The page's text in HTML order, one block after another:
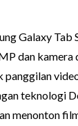
Galaxy Tab
dan
panggilan
teknologi
menonton